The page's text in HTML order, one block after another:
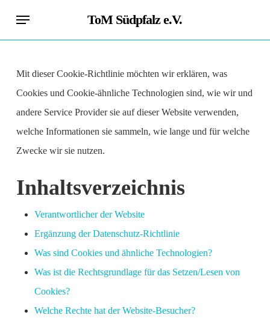
ToM Südpfalz e.V.
Menu
Mit dieser Cookie-Richtlinie möchten wir erklären, was
Cookies und Cookie-ähnliche Technologien sind, wie wir und
andere Service Provider sie auf dieser Website verwenden,
welche Informationen sie sammeln, wie lange und für welche
Zwecke wir sie nutzen.
Inhaltsverzeichnis
Verantwortlicher der Website
Ergänzung der Datenschutz-Richtlinie
Was sind Cookies und ähnliche Technologien?
Was ist die Rechtsgrundlage für das Setzen/Lesen von
Cookies?
Welche Rechte hat der Website-Besucher?